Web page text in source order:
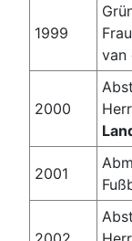
1999
van
2000
2001